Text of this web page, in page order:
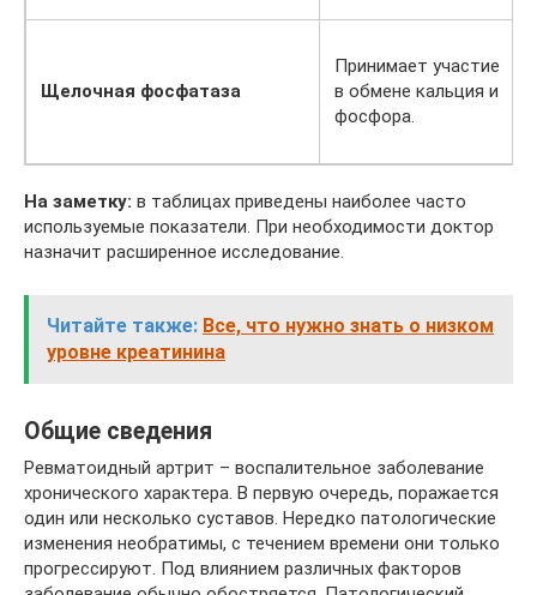
Щелочная фосфатаза
Принимает участие
в обмене кальция и
фосфора.
На заметку: в таблицах приведены наиболее часто
используемые показатели. При необходимости доктор
назначит расширенное исследование.
Читайте также: Все, что нужно знать о низком
уровне креатинина
Общие сведения
Ревматоидный артрит – воспалительное заболевание
хронического характера. В первую очередь, поражается
один или несколько суставов. Нередко патологические
изменения необратимы, с течением времени они только
прогрессируют. Под влиянием различных факторов